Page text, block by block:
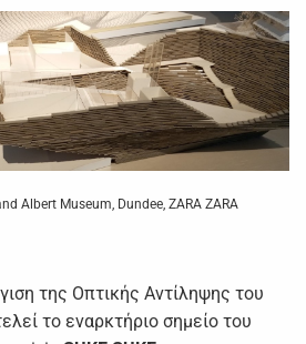
Albert Museum, Dundee, ZARA ZARA
της Οπτικής Αντίληψης του
το εναρκτήριο σημείο του